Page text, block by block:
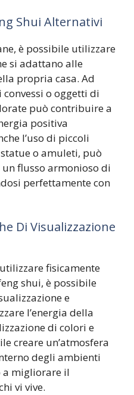
Shui Alternativi
è possibile utilizzare
si adattano alle
propria casa. Ad
convessi o oggetti di
può contribuire a
positiva
l’uso di piccoli
o amuleti, può
flusso armonioso di
perfettamente con
Di Visualizzazione
fisicamente
shui, è possibile
e
l’energia della
di colori e
creare un’atmosfera
degli ambienti
a migliorare il
vi vive.